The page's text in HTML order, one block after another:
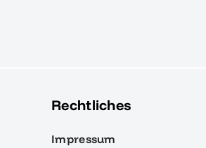
Rechtliches
Impressum